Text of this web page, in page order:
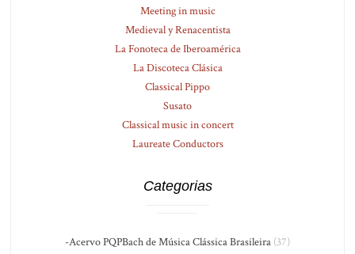
Meeting in music
Medieval y Renacentista
La Fonoteca de Iberoamérica
La Discoteca Clásica
Classical Pippo
Susato
Classical music in concert
Laureate Conductors
Categorias
-Acervo PQPBach de Música Clássica Brasileira (37)